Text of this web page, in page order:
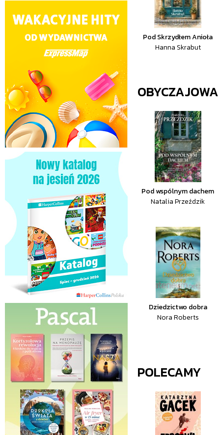
Pod Skrzydłem Anioła
Hanna Skrabut
OBYCZAJOWA
Pod wspólnym dachem
Natalia Przeździk
Dziedzictwo dobra
Nora Roberts
POLECAMY